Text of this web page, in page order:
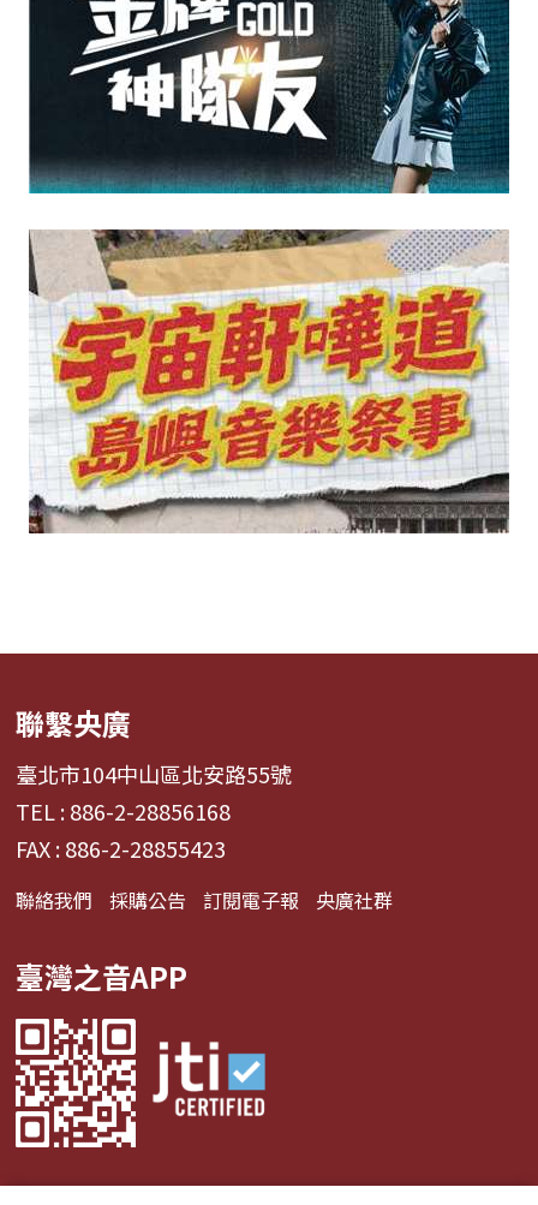
聯繫央廣
臺北市104中山區北安路55號
TEL : 886-2-28856168
FAX : 886-2-28855423
聯絡我們 採購公告 訂閱電子報 央廣社群
臺灣之音APP